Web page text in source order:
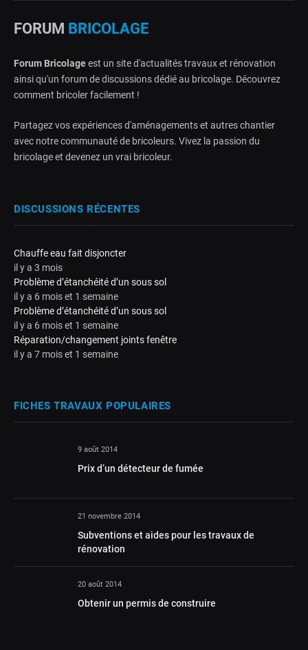
FORUM BRICOLAGE
Forum Bricolageest un site d'actualités travaux et rénovation
ainsi qu'un forum de discussions dédié au bricolage. Découvrez
comment bricoler facilement !
Partagez vos expériences d'aménagements et autres chantier
avec notre communauté de bricoleurs. Vivez la passion du
bricolage et devenez un vrai bricoleur.
DISCUSSIONS RÉCENTES
Chauffe eau fait disjoncter
il y a 3 mois
Problème d’étanchéité d’un sous sol
il y a 6 mois et 1 semaine
Problème d’étanchéité d’un sous sol
il y a 6 mois et 1 semaine
Réparation/changement joints fenêtre
il y a 7 mois et 1 semaine
FICHES TRAVAUX POPULAIRES
9 août 2014
Prix d’un détecteur de fumée
21 novembre 2014
Subventions et aides pour les travaux de
rénovation
20 août 2014
Obtenir un permis de construire